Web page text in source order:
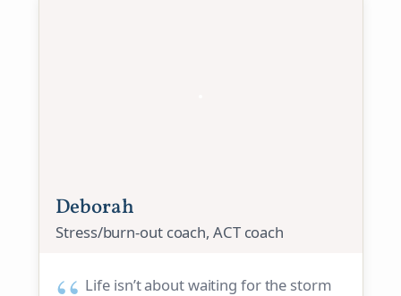
Deborah
Stress/burn-out coach, ACT coach
Life isn’t about waiting for the storm